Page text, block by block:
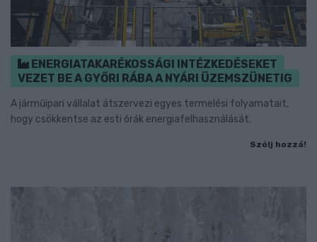
ENERGIATAKARÉKOSSÁGI INTÉZKEDÉSEKET
VEZET BE A GYŐRI RÁBA A NYÁRI ÜZEMSZÜNETIG
A járműipari vállalat átszervezi egyes termelési folyamatait,
hogy csökkentse az esti órák energiafelhasználását.
Szólj hozzá!